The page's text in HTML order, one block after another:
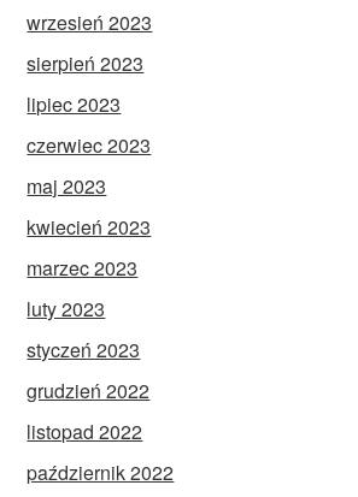
wrzesień 2023
sierpień 2023
lipiec 2023
czerwiec 2023
maj 2023
kwiecień 2023
marzec 2023
luty 2023
styczeń 2023
grudzień 2022
listopad 2022
październik 2022